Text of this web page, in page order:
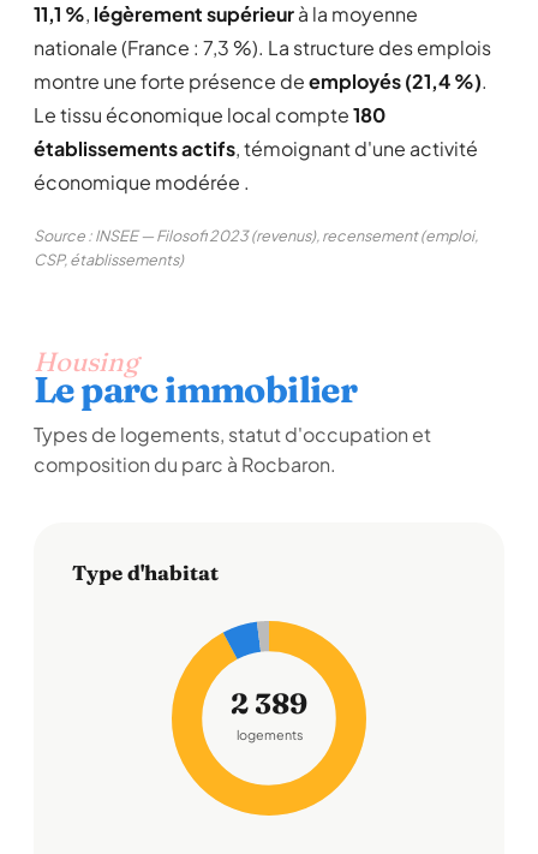
11,1 %, légèrement supérieurà la moyenne
nationale (France : 7,3 %). La structure des emplois
montre une forte présence deemployés (21,4 %).
Le tissu économique local compte180
établissements actifs, témoignant d'une activité
économique modérée .
Source : INSEE — Filosofi 2023 (revenus), recensement (emploi,
CSP, établissements)
Housing
Le parc immobilier
Types de logements, statut d'occupation et
composition du parc à Rocbaron.
Type d'habitat
2 389
logements